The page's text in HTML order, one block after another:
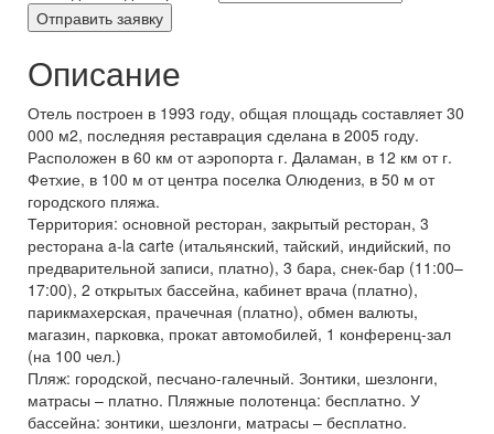
Описание
Отель построен в 1993 году, общая площадь составляет 30
000 м2, последняя реставрация сделана в 2005 году.
Расположен в 60 км от аэропорта г. Даламан, в 12 км от г.
Фетхие, в 100 м от центра поселка Олюдениз, в 50 м от
городского пляжа.
Территория: основной ресторан, закрытый ресторан, 3
ресторана a-la carte (итальянский, тайский, индийский, по
предварительной записи, платно), 3 бара, снек-бар (11:00–
17:00), 2 открытых бассейна, кабинет врача (платно),
парикмахерская, прачечная (платно), обмен валюты,
магазин, парковка, прокат автомобилей, 1 конференц-зал
(на 100 чел.)
Пляж: городской, песчано-галечный. Зонтики, шезлонги,
матрасы – платно. Пляжные полотенца: бесплатно. У
бассейна: зонтики, шезлонги, матрасы – бесплатно.